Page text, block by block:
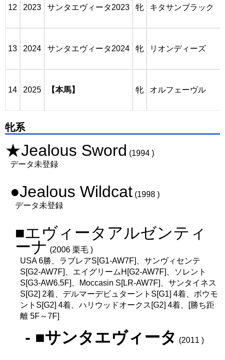
12 2023 サンタエヴィータ2023 牝 キタサンブラック
13 2024 サンタエヴィータ2024 牝 リオンディーズ
14 2025 【本馬】 牝 オルフェーヴル
牝系
★Jealous Sword (1994 )
データ未登録
●Jealous Wildcat (1998 )
データ未登録
■エヴィータアルゼンティ
ーナ (2006 栗毛 )
USA 6勝、ラブレアS[G1-AW7F]、サンヴィセンテ
S[G2-AW7F]、エイグリームH[G2-AW7F]、ソレント
S[G3-AW6.5F]、Moccasin S[LR-AW7F]、サンタイネス
S[G2] 2着、デルマーデビュターントS[G1] 4着、ボウモ
ントS[G2] 4着、ハリウッドオークス[G2] 4着、[勝ち距
離 5F～7F]
- ■サンタエヴィータ (2011 )